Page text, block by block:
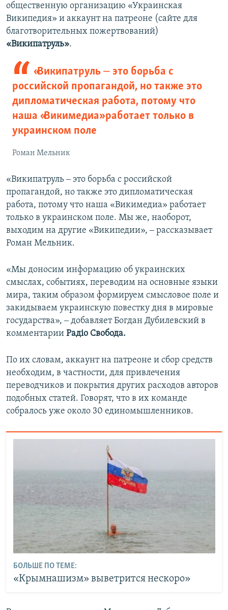
общественную организацию «Украинская
Википедия» и аккаунт на патреоне (сайте для
благотворительных пожертвований)
«Википатруль».
«Википатруль ‒ это борьба с
российской пропагандой, но также это
дипломатическая работа, потому что
наша «Викимедиа» работает только в
украинском поле
Роман Мельник
«Википатруль ‒ это борьба с российской
пропагандой, но также это дипломатическая
работа, потому что наша «Викимедиа» работает
только в украинском поле. Мы же, наоборот,
выходим на другие «Википедии», ‒ рассказывает
Роман Мельник.
«Мы доносим информацию об украинских
смыслах, событиях, переводим на основные языки
мира, таким образом формируем смысловое поле и
закидываем украинскую повестку дня в мировые
государства», ‒ добавляет Богдан Дубилевский в
комментарии Радіо Свобода.
По их словам, аккаунт на патреоне и сбор средств
необходим, в частности, для привлечения
переводчиков и покрытия других расходов авторов
подобных статей. Говорят, что в их команде
собралось уже около 30 единомышленников.
БОЛЬШЕ ПО ТЕМЕ:
«Крымнашизм» выветрится нескоро»